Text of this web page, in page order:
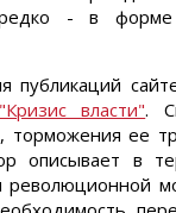
- в форме
публикаций
"Кризис власти".
торможения ее
описывает в